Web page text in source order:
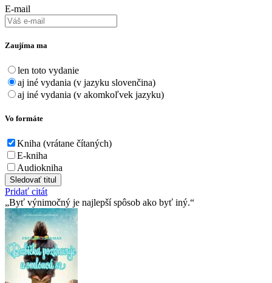
E-mail
Zaujíma ma
len toto vydanie
aj iné vydania (v jazyku slovenčina)
aj iné vydania (v akomkoľvek jazyku)
Vo formáte
Kniha (vrátane čítaných)
E-kniha
Audiokniha
Sledovať titul
Pridať citát
Byť výnimočný je najlepší spôsob ako byť iný.